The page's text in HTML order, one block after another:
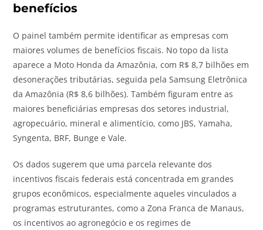
benefícios
O painel também permite identificar as empresas com
maiores volumes de benefícios fiscais. No topo da lista
aparece a Moto Honda da Amazônia, com R$ 8,7 bilhões em
desonerações tributárias, seguida pela Samsung Eletrônica
da Amazônia (R$ 8,6 bilhões). Também figuram entre as
maiores beneficiárias empresas dos setores industrial,
agropecuário, mineral e alimentício, como JBS, Yamaha,
Syngenta, BRF, Bunge e Vale.
Os dados sugerem que uma parcela relevante dos
incentivos fiscais federais está concentrada em grandes
grupos econômicos, especialmente aqueles vinculados a
programas estruturantes, como a Zona Franca de Manaus,
os incentivos ao agronegócio e os regimes de